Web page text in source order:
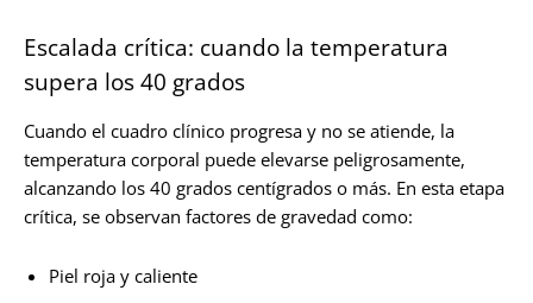
Escalada crítica: cuando la temperatura
supera los 40 grados
Cuando el cuadro clínico progresa y no se atiende, la
temperatura corporal puede elevarse peligrosamente,
alcanzando los 40 grados centígrados o más. En esta etapa
crítica, se observan factores de gravedad como:
Piel roja y caliente